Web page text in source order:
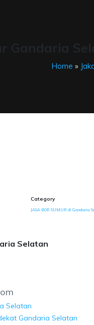
Home »
Category
JASA BOR SUMUR di Gandaria
Selatan
Selatan
Gandaria Selatan